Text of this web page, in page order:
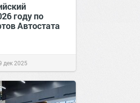
году по
Автостата
дек 2025